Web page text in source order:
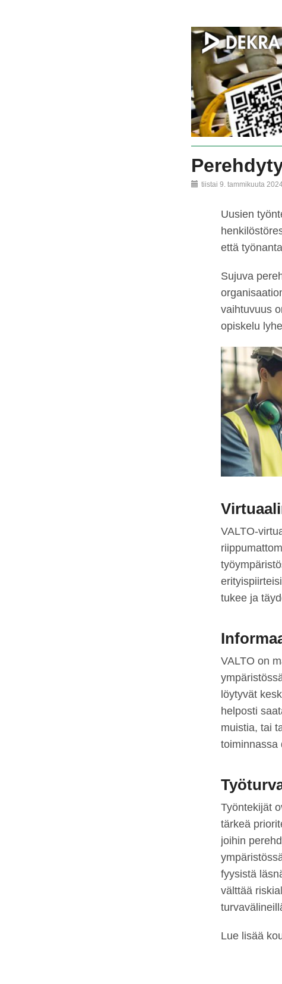
tiistai 9. tammikuuta
Uusien
että
Sujuva
vaihtuvuus
opiskelu
VALTO-
tukee ja
VALTO on
löytyvät
helposti
muistia, tai
toiminnassa
Työntekijät
tärkeä
joihin
fyysistä
välttää
Lue lisää